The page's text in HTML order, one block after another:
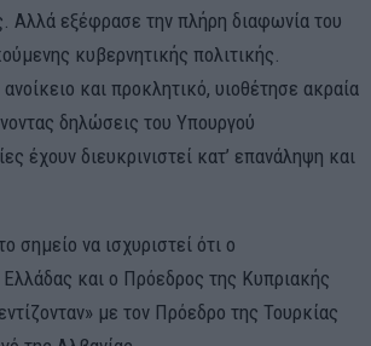
Αλλά εξέφρασε την πλήρη διαφωνία του
κυβερνητικής πολιτικής.
και προκλητικό, υιοθέτησε ακραία
δηλώσεις του Υπουργού
έχουν διευκρινιστεί κατ’ επανάληψη και
σημείο να ισχυριστεί ότι ο
και ο Πρόεδρος της Κυπριακής
με τον Πρόεδρο της Τουρκίας